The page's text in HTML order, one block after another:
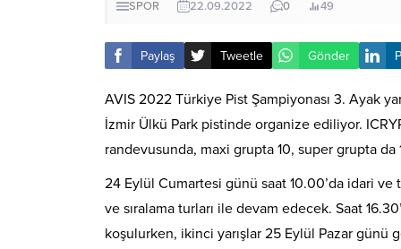
SPOR 22.09.2022 0 49
Paylaş Tweetle Gönder
AVIS 2022 Türkiye Pist Şampiyonası 3. Ayak
İzmir Ülkü Park pistinde organize ediliyor.
randevusunda, maxi grupta 10, super grupta
24 Eylül Cumartesi günü saat 10.00’da idari
ve sıralama turları ile devam edecek. Saat
koşulurken, ikinci yarışlar 25 Eylül Pazar günü